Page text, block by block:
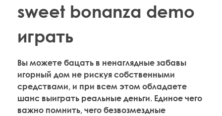
sweet bonanza demo
играть
Вы можете бацать в ненаглядные забавы
игорный дом не рискуя собственными
средствами, и при всем этом обладаете
шанс выиграть реальные деньги. Единое чего
важно помнить, чего безвозмездные